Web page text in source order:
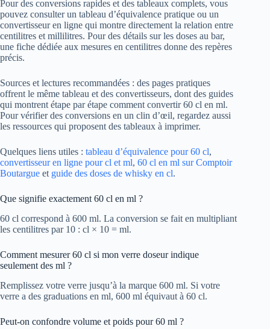
Pour des conversions rapides et des tableaux complets, vous
pouvez consulter un tableau d’équivalence pratique ou un
convertisseur en ligne qui montre directement la relation entre
centilitres et millilitres. Pour des détails sur les doses au bar,
une fiche dédiée aux mesures en centilitres donne des repères
précis.
Sources et lectures recommandées : des pages pratiques
offrent le même tableau et des convertisseurs, dont des guides
qui montrent étape par étape comment convertir 60 cl en ml.
Pour vérifier des conversions en un clin d’œil, regardez aussi
les ressources qui proposent des tableaux à imprimer.
Quelques liens utiles : tableau d’équivalence pour 60 cl,
convertisseur en ligne pour cl et ml, 60 cl en ml sur Comptoir
Boutargue et guide des doses de whisky en cl.
Que signifie exactement 60 cl en ml ?
60 cl correspond à 600 ml. La conversion se fait en multipliant
les centilitres par 10 : cl × 10 = ml.
Comment mesurer 60 cl si mon verre doseur indique
seulement des ml ?
Remplissez votre verre jusqu’à la marque 600 ml. Si votre
verre a des graduations en ml, 600 ml équivaut à 60 cl.
Peut-on confondre volume et poids pour 60 ml ?